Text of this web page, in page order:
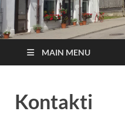
MAIN MENU
Kontakti